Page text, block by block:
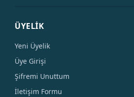
ÜYELİK
Yeni Üyelik
Üye Girişi
Şifremi Unuttum
İletişim Formu